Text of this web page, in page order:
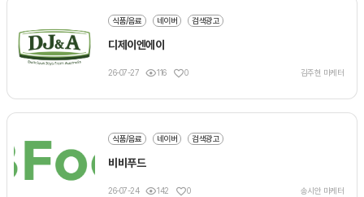
식품/음료 네이버 검색광고
디제이엔에이
26-07-27 116 0 김주현 마케터
식품/음료 네이버 검색광고
비비푸드
26-07-24 142 0 송시안 마케터